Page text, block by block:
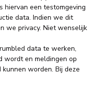
hiervan een testomgeving
data. Indien we dit
we privacy. Niet wenselijk
data te werken,
wordt en meldingen op
worden. Bij deze